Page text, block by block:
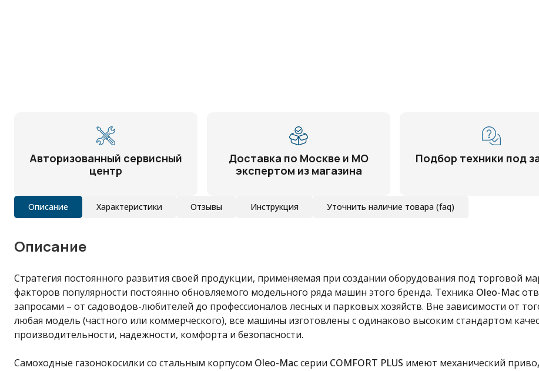
Авторизованный сервисный
центр
Доставка по Москве и МО
экспертом из магазина
Подбор техники под
Описание Характеристики Отзывы Инструкция Уточнить наличие товара (faq)
Описание
Стратегия постоянного развития своей продукции, применяемая при создании оборудования под торговой
факторов популярности постоянно обновляемого модельного ряда машин этого бренда. Техника Oleo-Mac
запросами – от садоводов-любителей до профессионалов лесных и парковых хозяйств. Вне зависимости от
любая модель (частного или коммерческого), все машины изготовлены с одинаково высоким стандартом
производительности, надежности, комфорта и безопасности.
Самоходные газонокосилки со стальным корпусом Oleo-Macсерии COMFORT PLUS имеют механический